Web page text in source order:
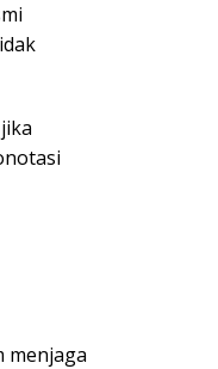
menjaga